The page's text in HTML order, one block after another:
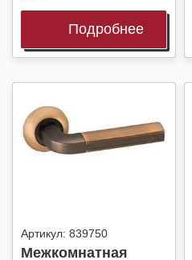
Подробнее
Артикул: 839750
Межкомнатная